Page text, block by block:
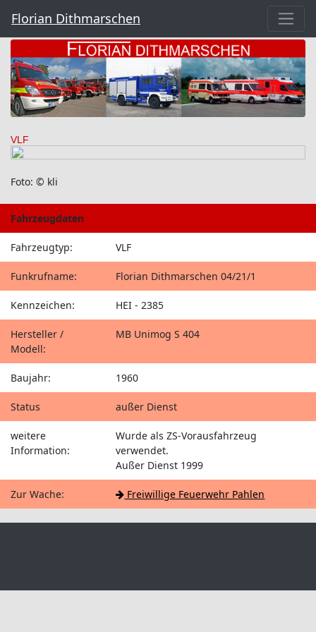
Florian Dithmarschen
VLF
Foto: © kli
Fahrzeugdaten
Fahrzeugtyp: VLF
Funkrufname: Florian Dithmarschen 04/21/1
Kennzeichen: HEI - 2385
Hersteller /
Modell:
MB Unimog S 404
Baujahr: 1960
Status außer Dienst
weitere
Information:
Wurde als ZS-Vorausfahrzeug
verwendet.
Außer Dienst 1999
Zur Wache: Freiwillige Feuerwehr Pahlen